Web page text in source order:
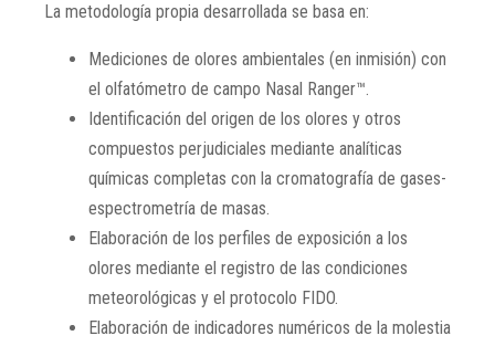
La metodología propia desarrollada se basa en:
Mediciones de olores ambientales (en inmisión) con
el olfatómetro de campo Nasal Ranger™.
Identificación del origen de los olores y otros
compuestos perjudiciales mediante analíticas
químicas completas con la cromatografía de gases-
espectrometría de masas.
Elaboración de los perfiles de exposición a los
olores mediante el registro de las condiciones
meteorológicas y el protocolo FIDO.
Elaboración de indicadores numéricos de la molestia